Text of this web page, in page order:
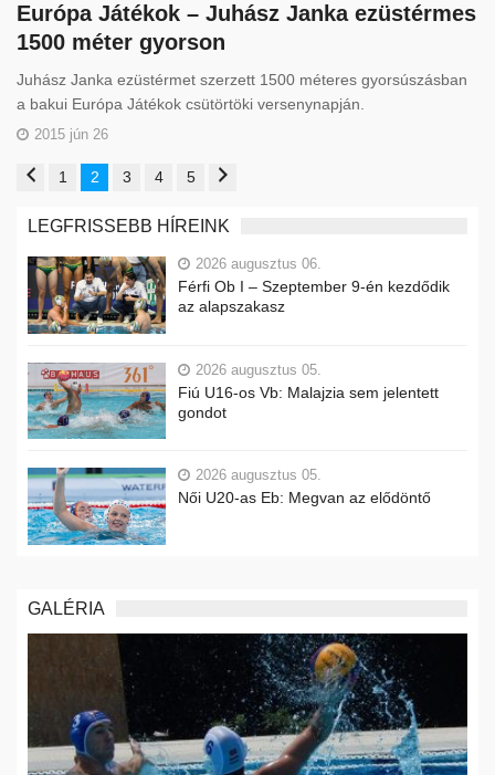
Európa Játékok – Juhász Janka ezüstérmes
1500 méter gyorson
Juhász Janka ezüstérmet szerzett 1500 méteres gyorsúszásban
a bakui Európa Játékok csütörtöki versenynapján.
2015 jún 26
1 2 3 4 5
LEGFRISSEBB HÍREINK
2026 augusztus 06.
Férfi Ob I – Szeptember 9-én kezdődik
az alapszakasz
2026 augusztus 05.
Fiú U16-os Vb: Malajzia sem jelentett
gondot
2026 augusztus 05.
Női U20-as Eb: Megvan az elődöntő
GALÉRIA